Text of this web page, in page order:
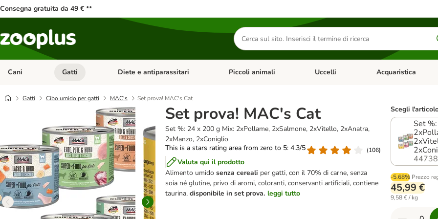
Consegna gratuita da 49 € **
Cerca
prodotti
Cani Apri Menu Categoria: Cani
Gatti Apri Menu Categoria: Gatti
Diete e antiparassitari Apri Menu Categoria: Diete e antiparassitari
Piccoli animali Apri Menu Categoria: Piccoli animali
Uccelli Apri Menu Categoria:
Acquaristica
Gatti Cibo umido per gatti MAC's Set prova! MAC's Cat
Set prova! MAC's Cat
Set %: 24 x 200 g Mix: 2xPollame, 2xSalmone, 2xVitello, 2xAnatra,
2xManzo, 2xConiglio
This is a stars rating area from zero to 5: 4.3/5
(106)
Valuta qui il prodotto
Alimento umido senza cereali per gatti, con il 70% di carne, senza
soia né glutine, privo di aromi, coloranti, conservanti artificiali, contiene
taurina, disponibile in set prova. leggi tutto
Scegli
Set
-5.68% Prezzo
45,99 €
9,58 € / kg